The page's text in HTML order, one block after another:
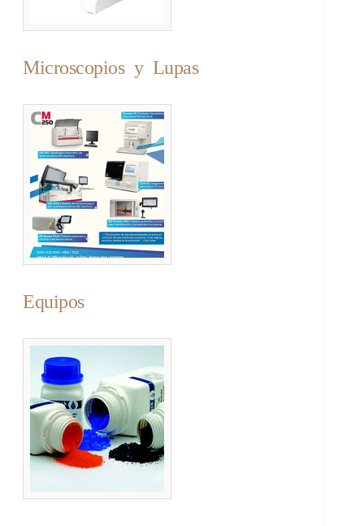
Microscopios y Lupas
Equipos